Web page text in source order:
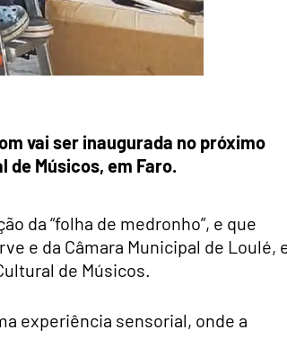
vai ser inaugurada no próximo
de Músicos, em Faro.
da “folha de medronho”, e que
e da Câmara Municipal de Loulé,
de Músicos.
experiência sensorial, onde a